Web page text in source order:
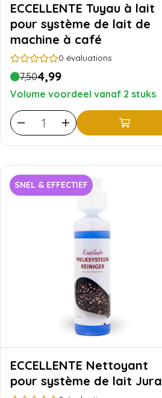
ECCELLENTE Tuyau à lait
pour système de lait de
machine à café
0 évaluations
7,504,99
Volume voordeel vanaf 2 stuks
SNEL & EFFECTIEF
ECCELLENTE Nettoyant
pour système de lait Jura